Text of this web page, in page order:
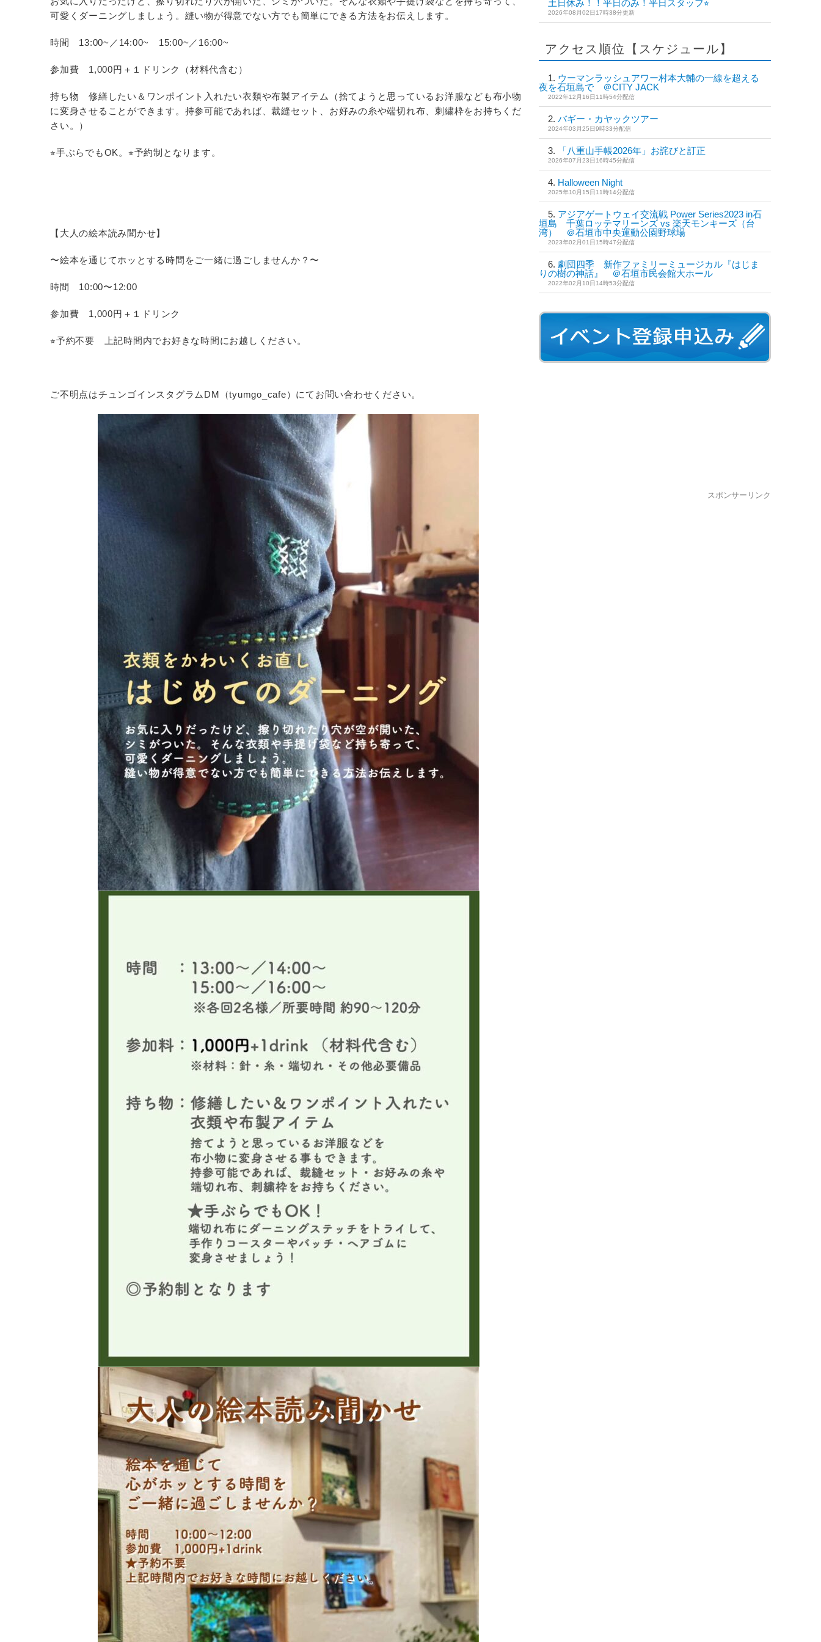
可愛くダーニングしましょう。縫い物が得意でない方でも簡単にできる方法をお伝えします。
時間 13:00~／14:00~ 15:00~／16:00~
参加費 1,000円＋１ドリンク（材料代含む）
持ち物 修繕したい＆ワンポイント入れたい衣類や布製アイテム（捨てようと思っているお洋服なども布小物
に変身させることができます。持参可能であれば、裁縫セット、お好みの糸や端切れ布、刺繍枠をお持ちくだ
さい。）
⭐︎手ぶらでもOK。⭐︎予約制となります。
【大人の絵本読み聞かせ】
〜絵本を通じてホッとする時間をご一緒に過ごしませんか？〜
時間 10:00〜12:00
参加費 1,000円＋１ドリンク
⭐︎予約不要 上記時間内でお好きな時間にお越しください。
ご不明点はチュンゴインスタグラムDM（tyumgo_cafe）にてお問い合わせください。
土日休み！！平日のみ！平日スタッフ⭐︎
2026年08月02日17時38分更新
アクセス順位【スケジュール】
ウーマンラッシュアワー村本大輔の一線を超える
夜を石垣島で ＠CITY JACK
2022年12月16日11時54分配信
バギー・カヤックツアー
2024年03月25日9時33分配信
「八重山手帳2026年」お詫びと訂正
2026年07月23日16時45分配信
Halloween Night
2025年10月15日11時14分配信
アジアゲートウェイ交流戦 Power Series2023 in石
垣島 千葉ロッテマリーンズ vs 楽天モンキーズ（台
湾） ＠石垣市中央運動公園野球場
2023年02月01日15時47分配信
劇団四季 新作ファミリーミュージカル『はじま
りの樹の神話』 ＠石垣市民会館大ホール
2022年02月10日14時53分配信
スポンサーリンク